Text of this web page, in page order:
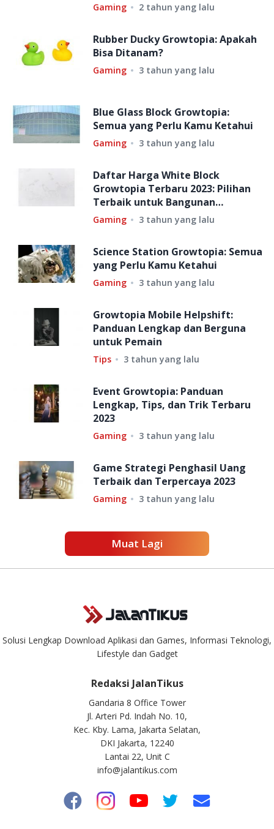
Gaming 2 tahun yang lalu
Rubber Ducky Growtopia: Apakah
Bisa Ditanam?
Gaming 3 tahun yang lalu
Blue Glass Block Growtopia:
Semua yang Perlu Kamu Ketahui
Gaming 3 tahun yang lalu
Daftar Harga White Block
Growtopia Terbaru 2023: Pilihan
Terbaik untuk Bangunan
Impianmu!
Gaming 3 tahun yang lalu
Science Station Growtopia: Semua
yang Perlu Kamu Ketahui
Gaming 3 tahun yang lalu
Growtopia Mobile Helpshift:
Panduan Lengkap dan Berguna
untuk Pemain
Tips 3 tahun yang lalu
Event Growtopia: Panduan
Lengkap, Tips, dan Trik Terbaru
2023
Gaming 3 tahun yang lalu
Game Strategi Penghasil Uang
Terbaik dan Terpercaya 2023
Gaming 3 tahun yang lalu
Muat Lagi
Solusi Lengkap Download Aplikasi dan Games, Informasi Teknologi,
Lifestyle dan Gadget
Redaksi JalanTikus
Gandaria 8 Office Tower
Jl. Arteri Pd. Indah No. 10,
Kec. Kby. Lama, Jakarta Selatan,
DKI Jakarta, 12240
Lantai 22, Unit C
info@jalantikus.com